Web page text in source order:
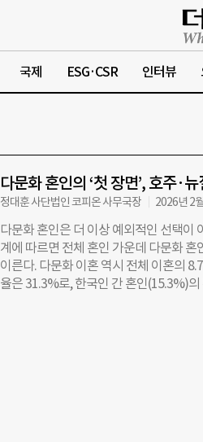
국제 ESG·CSR 인터뷰
다문화 혼인의 ‘첫 장면’, 호주·
정대훈 사단법인 코피온 사무국장 2026년 2
다문화 혼인은 더 이상 예외적인 선택이
계에 따르면 전체 혼인 가운데 다문화 혼
이른다. 다문화 이혼 역시 전체 이혼의
율은 31.3%로, 한국인 간 혼인(15.3%)